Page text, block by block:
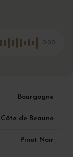
0:00
Bourgogne
Côte de Beaune
Pinot Noir